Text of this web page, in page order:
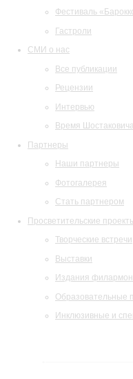
Фестиваль
Гастроли
СМИ о нас
Все публикации
Рецензии
Интервью
Время Шостаковича
Партнеры
Наши партнеры
Фотогалерея
Стать партнером
Просветительские
Творческие встречи
Выставки
Издания
Образовательные
Инклюзивные и